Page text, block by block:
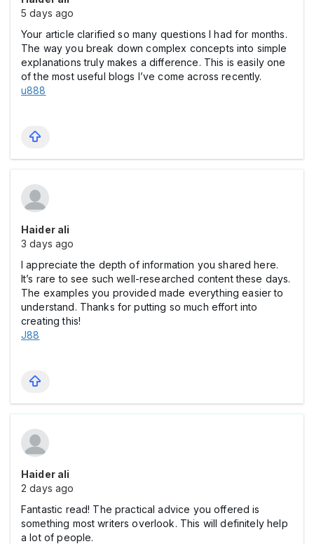
5 days ago
Your article clarified so many questions I had for months.
The way you break down complex concepts into simple
explanations truly makes a difference. This is easily one
of the most useful blogs I’ve come across recently.
u888
Haider ali
3 days ago
I appreciate the depth of information you shared here.
It’s rare to see such well-researched content these days.
The examples you provided made everything easier to
understand. Thanks for putting so much effort into
creating this!
J88
Haider ali
2 days ago
Fantastic read! The practical advice you offered is
something most writers overlook. This will definitely help
a lot of people.